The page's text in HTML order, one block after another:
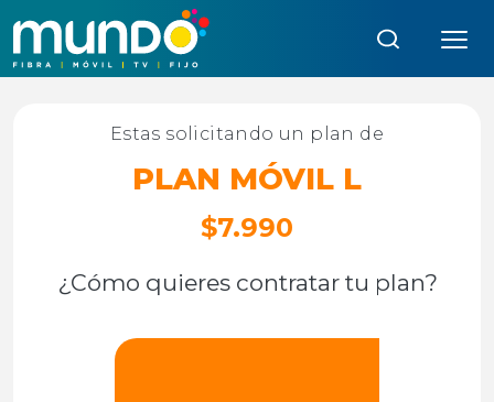
Estas solicitando un plan de
PLAN MÓVIL L
$7.990
¿Cómo quieres contratar tu plan?